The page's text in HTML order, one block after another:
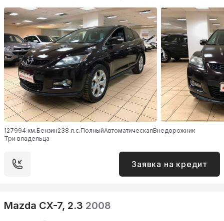
127994 км.Бензин238 л.с.ПолныйАвтоматическаяВнедорожник
Три владельца
Заявка на кредит
Mazda CX-7, 2.3 2008